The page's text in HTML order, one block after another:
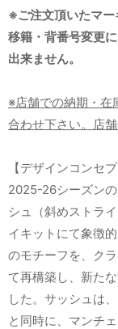
※ご注文頂いたマ
移籍・背番号変更
出来ません。
※店舗での納期・在
合わせ下さい。店
【デザインコンセプ
2025-26シーズン
シュ（斜めストラ
イキットにて象徴
のモチーフを、ク
て再構築し、新た
した。サッシュは
と同時に、マンチ